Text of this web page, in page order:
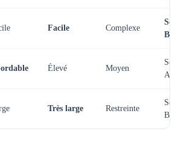
Facile Complexe
B
Élevé Moyen
A
Très large Restreinte
B